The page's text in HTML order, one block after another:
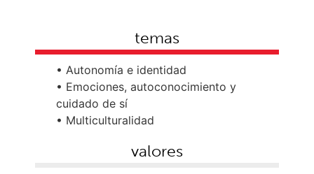
temas
valores
• Autonomía e identidad
• Emociones, autoconocimiento y
cuidado de sí
• Multiculturalidad